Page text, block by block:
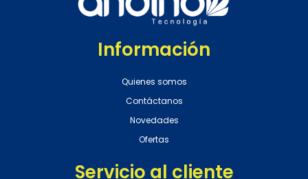
Información
Quienes somos
Contáctanos
Novedades
Ofertas
Servicio al cliente